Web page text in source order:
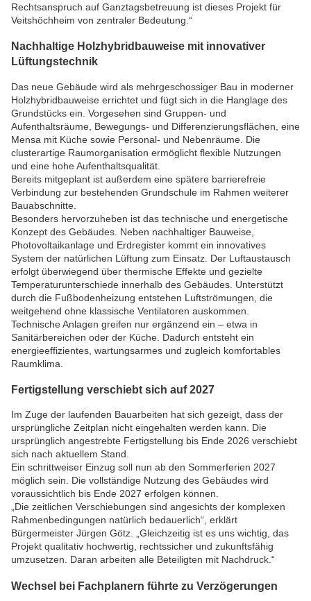
Rechtsanspruch auf Ganztagsbetreuung ist dieses Projekt für
Veitshöchheim von zentraler Bedeutung.“
Nachhaltige Holzhybridbauweise mit innovativer
Lüftungstechnik
Das neue Gebäude wird als mehrgeschossiger Bau in moderner
Holzhybridbauweise errichtet und fügt sich in die Hanglage des
Grundstücks ein. Vorgesehen sind Gruppen- und
Aufenthaltsräume, Bewegungs- und Differenzierungsflächen, eine
Mensa mit Küche sowie Personal- und Nebenräume. Die
clusterartige Raumorganisation ermöglicht flexible Nutzungen
und eine hohe Aufenthaltsqualität.
Bereits mitgeplant ist außerdem eine spätere barrierefreie
Verbindung zur bestehenden Grundschule im Rahmen weiterer
Bauabschnitte.
Besonders hervorzuheben ist das technische und energetische
Konzept des Gebäudes. Neben nachhaltiger Bauweise,
Photovoltaikanlage und Erdregister kommt ein innovatives
System der natürlichen Lüftung zum Einsatz. Der Luftaustausch
erfolgt überwiegend über thermische Effekte und gezielte
Temperaturunterschiede innerhalb des Gebäudes. Unterstützt
durch die Fußbodenheizung entstehen Luftströmungen, die
weitgehend ohne klassische Ventilatoren auskommen.
Technische Anlagen greifen nur ergänzend ein – etwa in
Sanitärbereichen oder der Küche. Dadurch entsteht ein
energieeffizientes, wartungsarmes und zugleich komfortables
Raumklima.
Fertigstellung verschiebt sich auf 2027
Im Zuge der laufenden Bauarbeiten hat sich gezeigt, dass der
ursprüngliche Zeitplan nicht eingehalten werden kann. Die
ursprünglich angestrebte Fertigstellung bis Ende 2026 verschiebt
sich nach aktuellem Stand.
Ein schrittweiser Einzug soll nun ab den Sommerferien 2027
möglich sein. Die vollständige Nutzung des Gebäudes wird
voraussichtlich bis Ende 2027 erfolgen können.
„Die zeitlichen Verschiebungen sind angesichts der komplexen
Rahmenbedingungen natürlich bedauerlich“, erklärt
Bürgermeister Jürgen Götz. „Gleichzeitig ist es uns wichtig, das
Projekt qualitativ hochwertig, rechtssicher und zukunftsfähig
umzusetzen. Daran arbeiten alle Beteiligten mit Nachdruck.“
Wechsel bei Fachplanern führte zu Verzögerungen